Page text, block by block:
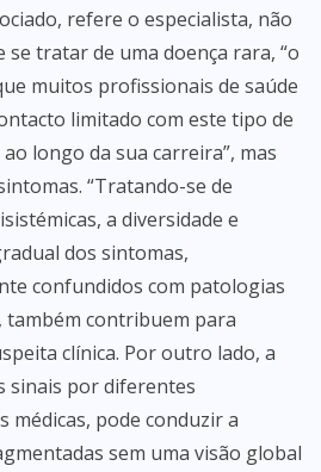
refere o especialista, não
se tratar de uma doença rara, “o
muitos profissionais de saúde
limitado com este tipo de
longo da sua carreira”, mas
“Tratando-se de
a diversidade e
dos sintomas,
confundidos com patologias
também contribuem para
clínica. Por outro lado, a
sinais por diferentes
médicas, pode conduzir a
sem uma visão global